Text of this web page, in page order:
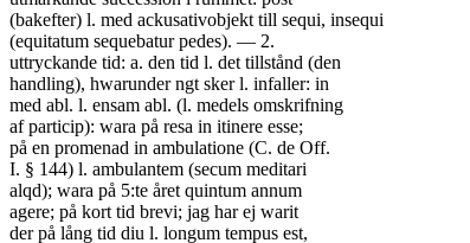
(bakefter) l. med ackusativobjekt till sequi, insequi
(equitatum sequebatur pedes). — 2.
uttryckande tid: a. den tid l. det tillstånd (den
handling), hwarunder ngt sker l. infaller: in
med abl. l. ensam abl. (l. medels omskrifning
af particip): wara på resa in itinere esse;
på en promenad in ambulatione (C. de Off.
I. § 144) l. ambulantem (secum meditari
alqd); wara på 5:te året quintum annum
agere; på kort tid brevi; jag har ej warit
der på lång tid diu l. longum tempus est,